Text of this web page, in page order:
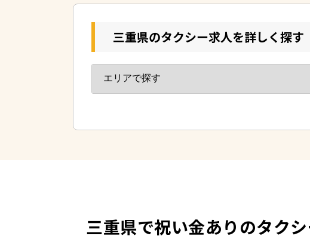
三重県のタクシー求人を詳しく探す
三重県で祝い金ありのタク